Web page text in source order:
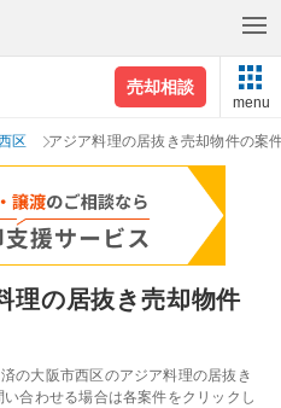
売却相談
menu
区 アジア料理の居抜き売却物件の案
理の居抜き売却物件
の大阪市西区のアジア料理の居抜き
合わせる場合は各案件をクリックし